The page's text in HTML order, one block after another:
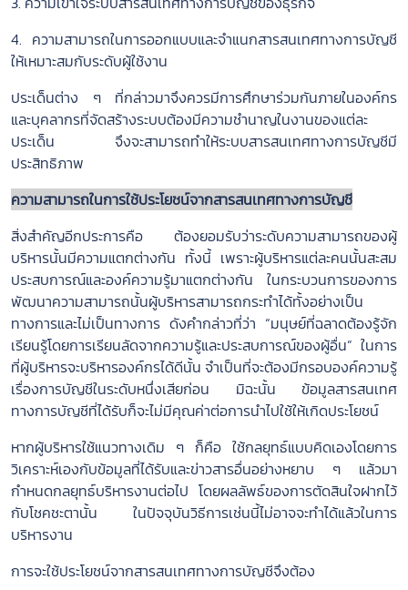
4. ความสามารถในการออกแบบและจำแนกสารสนเทศทางการบัญชี
ให้เหมาะสมกับระดับผู้ใช้งาน
ประเด็นต่าง ๆ ที่กล่าวมาจึงควรมีการศึกษาร่วมกันภายในองค์กร
และบุคลากรที่จัดสร้างระบบต้องมีความชำนาญในงานของแต่ละ
ประเด็น จึงจะสามารถทำให้ระบบสารสนเทศทางการบัญชีมี
ประสิทธิภาพ
ความสามารถในการใช้ประโยชน์จากสารสนเทศทางการบัญชี
สิ่งสำคัญอีกประการคือ ต้องยอมรับว่าระดับความสามารถของผู้
บริหารนั้นมีความแตกต่างกัน ทั้งนี้ เพราะผู้บริหารแต่ละคนนั้นสะสม
ประสบการณ์และองค์ความรู้มาแตกต่างกัน ในกระบวนการของการ
พัฒนาความสามารถนั้นผู้บริหารสามารถกระทำได้ทั้งอย่างเป็น
ทางการและไม่เป็นทางการ ดังคำกล่าวที่ว่า “มนุษย์ที่ฉลาดต้องรู้จัก
เรียนรู้โดยการเรียนลัดจากความรู้และประสบการณ์ของผู้อื่น” ในการ
ที่ผู้บริหารจะบริหารองค์กรได้ดีนั้น จำเป็นที่จะต้องมีกรอบองค์ความรู้
เรื่องการบัญชีในระดับหนึ่งเสียก่อน มิฉะนั้น ข้อมูลสารสนเทศ
ทางการบัญชีที่ได้รับก็จะไม่มีคุณค่าต่อการนำไปใช้ให้เกิดประโยชน์
หากผู้บริหารใช้แนวทางเดิม ๆ ก็คือ ใช้กลยุทธ์แบบคิดเองโดยการ
วิเคราะห์เองกับข้อมูลที่ได้รับและข่าวสารอื่นอย่างหยาบ ๆ แล้วมา
กำหนดกลยุทธ์บริหารงานต่อไป โดยผลลัพธ์ของการตัดสินใจฝากไว้
กับโชคชะตานั้น ในปัจจุบันวิธีการเช่นนี้ไม่อาจจะทำได้แล้วในการ
บริหารงาน
การจะใช้ประโยชน์จากสารสนเทศทางการบัญชีจึงต้อง